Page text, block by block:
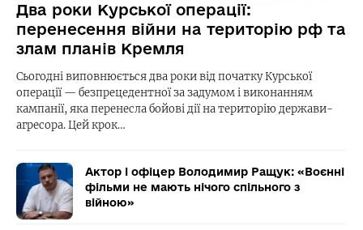
Два роки Курської операції:
перенесення війни на територію рф та
злам планів Кремля
Сьогодні виповнюється два роки від початку Курської
операції — безпрецедентної за задумом і виконанням
кампанії, яка перенесла бойові дії на територію держави-
агресора. Цей крок…
Актор і офіцер Володимир Ращук: «Воєнні
фільми не мають нічого спільного з
війною»